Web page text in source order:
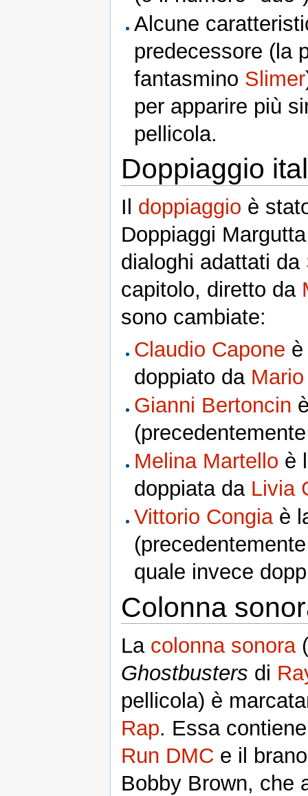
Alcune
predecessore (la
fantasmino Slimer
per apparire più
pellicola.
Doppiaggio
Il doppiaggio è
Doppiaggi
dialoghi adattati da
capitolo, diretto da
sono cambiate:
Claudio Capone
doppiato da
Gianni Bertoncin
Melina Martello è
doppiata da Livia
Vittorio Congiaè
quale invece
Colonna
La colonna sonora
Ghostbusters di
pellicola) è
Rap. Essa
Run DMC e il
Bobby Brown, che